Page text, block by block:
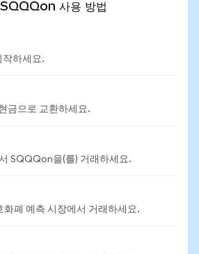
사용 방법
작하세요.
금으로 교환하세요.
SQQQon을(를) 거래하세요.
폐 예측 시장에서 거래하세요.